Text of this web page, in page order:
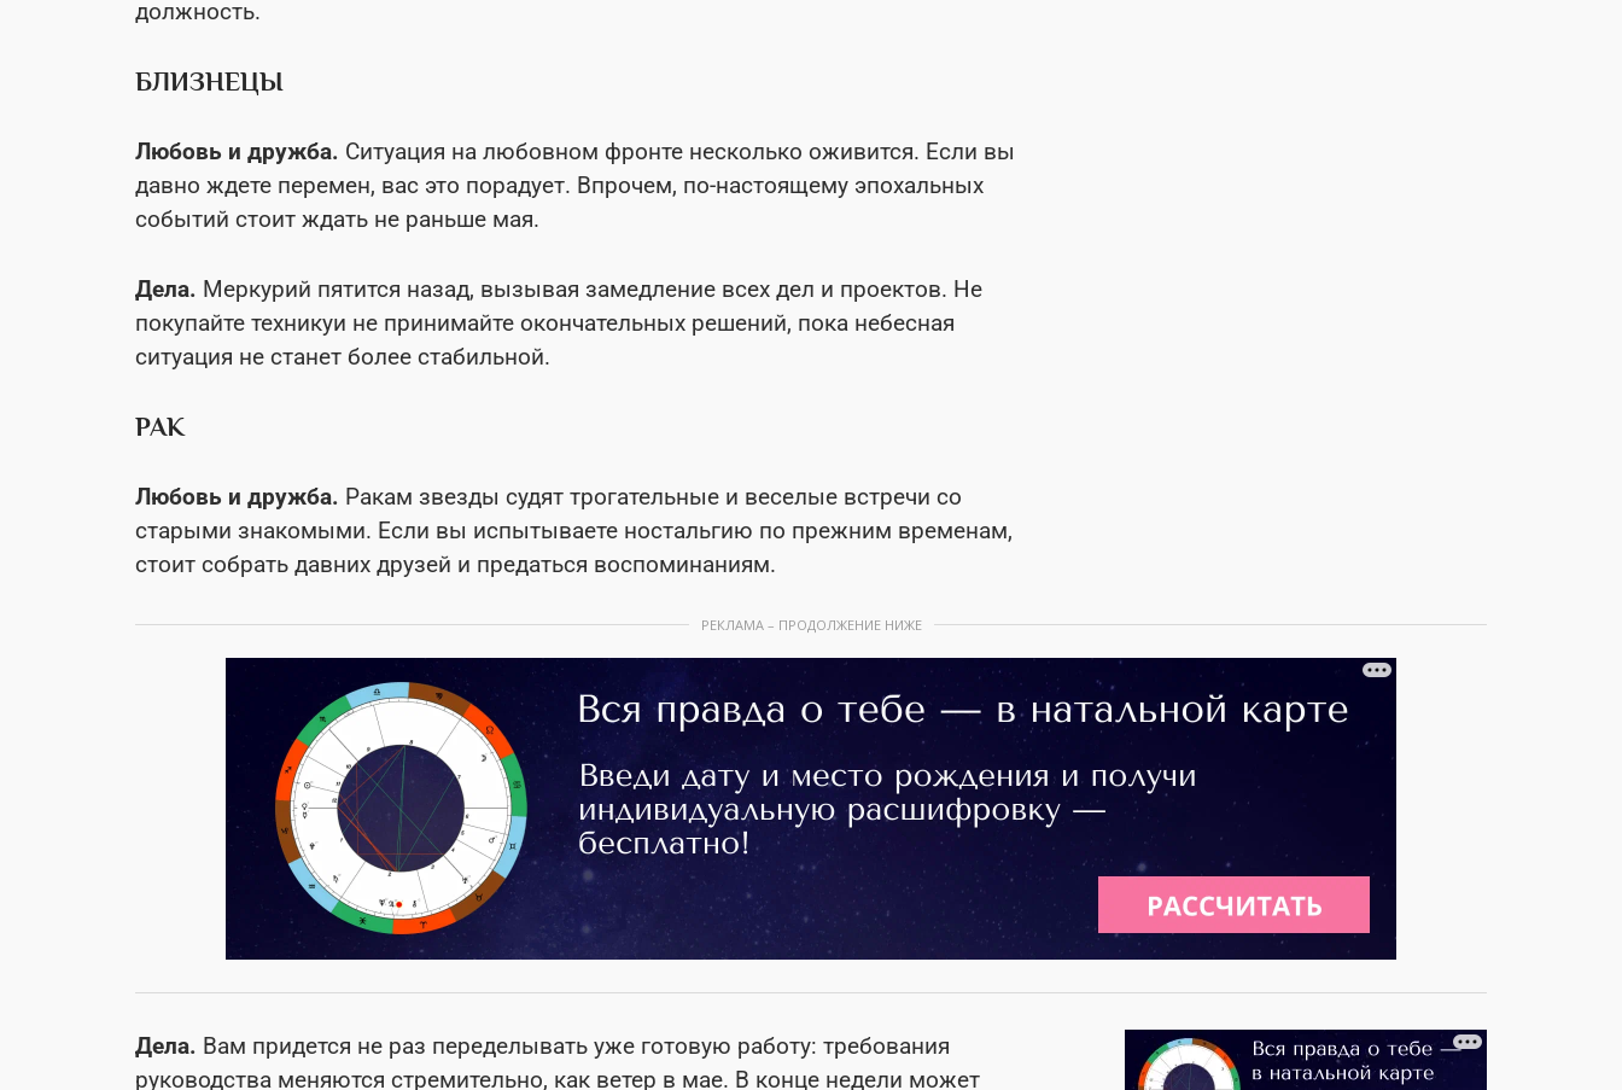
должность.
БЛИЗНЕЦЫ
Любовь и дружба. Ситуация на любовном фронте несколько оживится. Если вы
давно ждете перемен, вас это порадует. Впрочем, по-настоящему эпохальных
событий стоит ждать не раньше мая.
Дела. Меркурий пятится назад, вызывая замедление всех дел и проектов. Не
покупайте техникуи не принимайте окончательных решений, пока небесная
ситуация не станет более стабильной.
РАК
Любовь и дружба. Ракам звезды судят трогательные и веселые встречи со
старыми знакомыми. Если вы испытываете ностальгию по прежним временам,
стоит собрать давних друзей и предаться воспоминаниям.
РЕКЛАМА – ПРОДОЛЖЕНИЕ НИЖЕ
Дела. Вам придется не раз переделывать уже готовую работу: требования
руководства меняются стремительно, как ветер в мае. В конце недели может